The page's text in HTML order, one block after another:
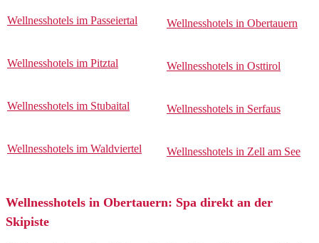
Wellnesshotels im Passeiertal
Wellnesshotels im Pitztal
Wellnesshotels im Stubaital
Wellnesshotels im Waldviertel
Wellnesshotels in Obertauern
Wellnesshotels in Osttirol
Wellnesshotels in Serfaus
Wellnesshotels in Zell am See
Wellnesshotels in Obertauern: Spa direkt an der
Skipiste